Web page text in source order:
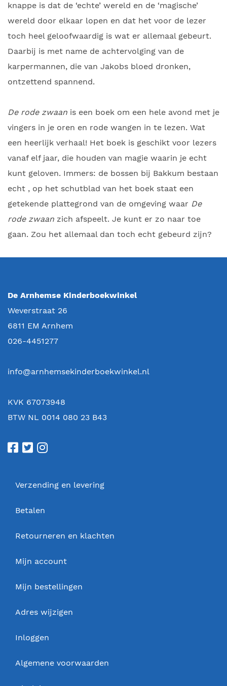
knappe is dat de ‘echte’ wereld en de ‘magische’
wereld door elkaar lopen en dat het voor de lezer
toch heel geloofwaardig is wat er allemaal gebeurt.
Daarbij is met name de achtervolging van de
karpermannen, die van Jakobs bloed dronken,
ontzettend spannend.
De rode zwaan is een boek om een hele avond met je
vingers in je oren en rode wangen in te lezen. Wat
een heerlijk verhaal! Het boek is geschikt voor lezers
vanaf elf jaar, die houden van magie waarin je echt
kunt geloven. Immers: de bossen bij Bakkum bestaan
echt , op het schutblad van het boek staat een
getekende plattegrond van de omgeving waar De
rode zwaan zich afspeelt. Je kunt er zo naar toe
gaan. Zou het allemaal dan toch echt gebeurd zijn?
De Arnhemse Kinderboekwinkel
Weverstraat 26
6811 EM Arnhem
026-4451277
info@arnhemsekinderboekwinkel.nl
KVK 67073948
BTW NL 0014 080 23 B43
Verzending en levering
Betalen
Retourneren en klachten
Mijn account
Mijn bestellingen
Adres wijzigen
Inloggen
Algemene voorwaarden